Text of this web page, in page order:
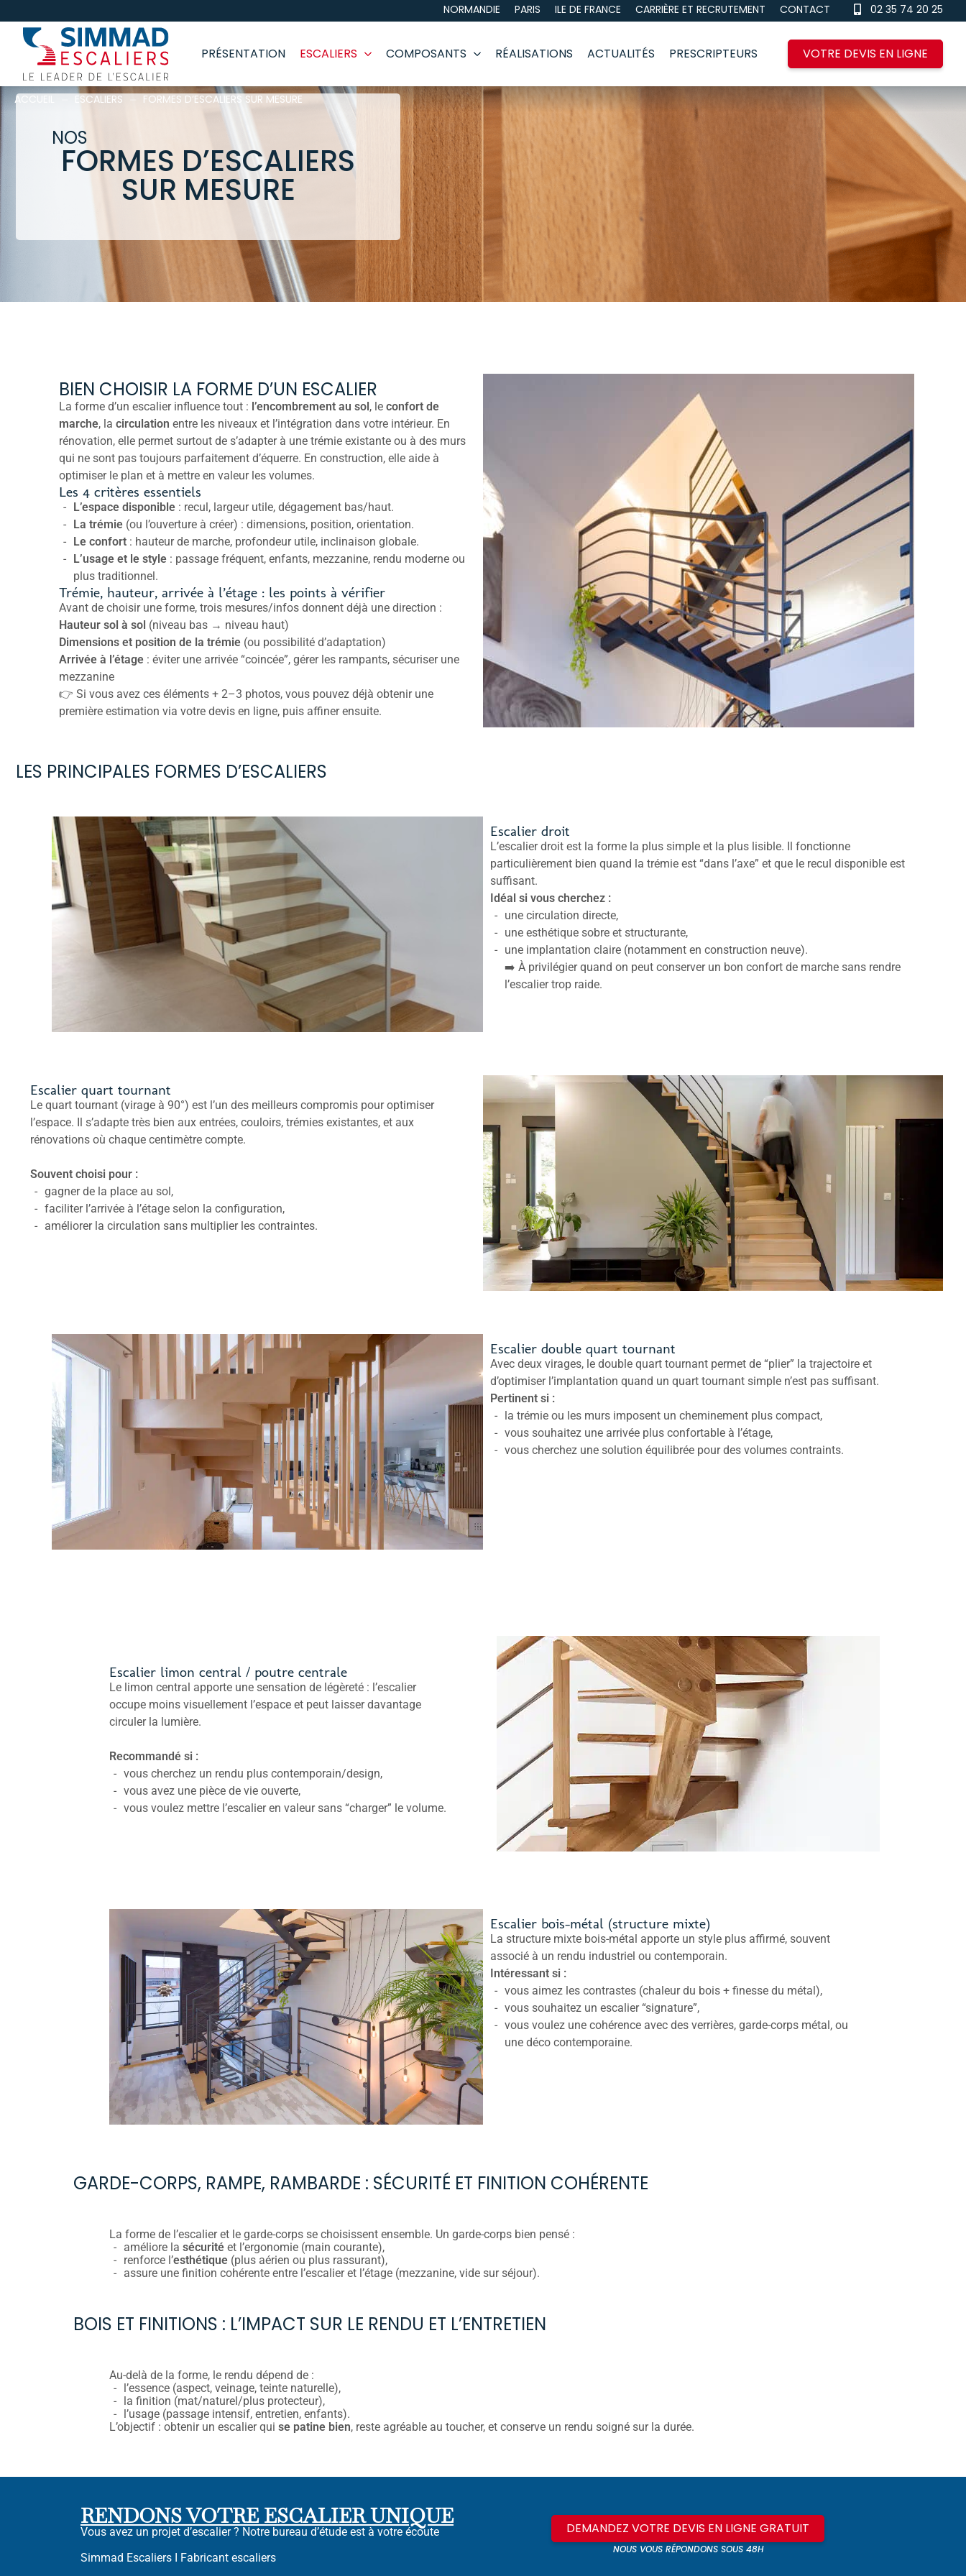
NORMANDIE PARIS ILE DE FRANCE CARRIÈRE ET RECRUTEMENT CONTACT 02 35 74 20 25
PRÉSENTATION ESCALIERS COMPOSANTS RÉALISATIONS ACTUALITÉS PRESCRIPTEURS VOTRE DEVIS EN LIGNE
ACCUEIL ESCALIERS FORMES D’ESCALIERS SUR MESURE
NOS
FORMES D’ESCALIERS
SUR MESURE
BIEN CHOISIR LA FORME D’UN ESCALIER
La forme d’un escalier influence tout : l’encombrement au sol, le confort de
marche, la circulation entre les niveaux et l’intégration dans votre intérieur. En
rénovation, elle permet surtout de s’adapter à une trémie existante ou à des murs
qui ne sont pas toujours parfaitement d’équerre. En construction, elle aide à
optimiser le plan et à mettre en valeur les volumes.
Les 4 critères essentiels
L’espace disponible : recul, largeur utile, dégagement bas/haut.
La trémie (ou l’ouverture à créer) : dimensions, position, orientation.
Le confort : hauteur de marche, profondeur utile, inclinaison globale.
L’usage et le style : passage fréquent, enfants, mezzanine, rendu moderne ou
plus traditionnel.
Trémie, hauteur, arrivée à l’étage : les points à vérifier
Avant de choisir une forme, trois mesures/infos donnent déjà une direction :
Hauteur sol à sol (niveau bas → niveau haut)
Dimensions et position de la trémie (ou possibilité d’adaptation)
Arrivée à l’étage : éviter une arrivée “coincée”, gérer les rampants, sécuriser une
mezzanine
👉 Si vous avez ces éléments + 2–3 photos, vous pouvez déjà obtenir une
première estimation via votre devis en ligne, puis affiner ensuite.
LES PRINCIPALES FORMES D’ESCALIERS
Escalier droit
L’escalier droit est la forme la plus simple et la plus lisible. Il fonctionne
particulièrement bien quand la trémie est “dans l’axe” et que le recul disponible est
suffisant.
Idéal si vous cherchez :
une circulation directe,
une esthétique sobre et structurante,
une implantation claire (notamment en construction neuve).
➡️ À privilégier quand on peut conserver un bon confort de marche sans rendre
l’escalier trop raide.
Escalier quart tournant
Le quart tournant (virage à 90°) est l’un des meilleurs compromis pour optimiser
l’espace. Il s’adapte très bien aux entrées, couloirs, trémies existantes, et aux
rénovations où chaque centimètre compte.
Souvent choisi pour :
gagner de la place au sol,
faciliter l’arrivée à l’étage selon la configuration,
améliorer la circulation sans multiplier les contraintes.
Escalier double quart tournant
Avec deux virages, le double quart tournant permet de “plier” la trajectoire et
d’optimiser l’implantation quand un quart tournant simple n’est pas suffisant.
Pertinent si :
la trémie ou les murs imposent un cheminement plus compact,
vous souhaitez une arrivée plus confortable à l’étage,
vous cherchez une solution équilibrée pour des volumes contraints.
Escalier limon central / poutre centrale
Le limon central apporte une sensation de légèreté : l’escalier
occupe moins visuellement l’espace et peut laisser davantage
circuler la lumière.
Recommandé si :
vous cherchez un rendu plus contemporain/design,
vous avez une pièce de vie ouverte,
vous voulez mettre l’escalier en valeur sans “charger” le volume.
Escalier bois-métal (structure mixte)
La structure mixte bois-métal apporte un style plus affirmé, souvent
associé à un rendu industriel ou contemporain.
Intéressant si :
vous aimez les contrastes (chaleur du bois + finesse du métal),
vous souhaitez un escalier “signature”,
vous voulez une cohérence avec des verrières, garde-corps métal, ou
une déco contemporaine.
GARDE-CORPS, RAMPE, RAMBARDE : SÉCURITÉ ET FINITION COHÉRENTE
La forme de l’escalier et le garde-corps se choisissent ensemble. Un garde-corps bien pensé :
améliore la sécurité et l’ergonomie (main courante),
renforce l’esthétique (plus aérien ou plus rassurant),
assure une finition cohérente entre l’escalier et l’étage (mezzanine, vide sur séjour).
BOIS ET FINITIONS : L’IMPACT SUR LE RENDU ET L’ENTRETIEN
Au-delà de la forme, le rendu dépend de :
l’essence (aspect, veinage, teinte naturelle),
la finition (mat/naturel/plus protecteur),
l’usage (passage intensif, entretien, enfants).
L’objectif : obtenir un escalier qui se patine bien, reste agréable au toucher, et conserve un rendu soigné sur la durée.
RENDONS VOTRE ESCALIER UNIQUE
Vous avez un projet d’escalier ? Notre bureau d’étude est à votre écoute
Simmad Escaliers I Fabricant escaliers
DEMANDEZ VOTRE DEVIS EN LIGNE GRATUIT
NOUS VOUS RÉPONDONS SOUS 48H